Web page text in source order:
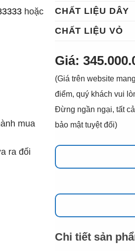
hoặc
mua
ra đối
CHẤT LIỆU DÂY
CHẤT LIỆU VỎ
Giá:
(Giá trên website
điểm, quý khách vui
Đừng ngần ngại, tất
bảo mật tuyệt đối)
Chi tiết sản